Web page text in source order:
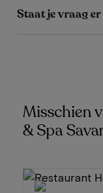
Staat je vraag
Misschien
& Spa